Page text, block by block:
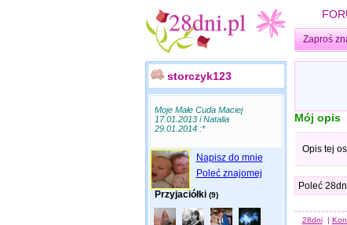
Zaproś
storczyk123
Moje Małe Cuda Maciej
17.01.2013 i Natalia
29.01.2014 :*
Napisz do mnie
Poleć znajomej
Przyjaciółki (9)
Mój opis
Opis tej
Poleć
28dni |